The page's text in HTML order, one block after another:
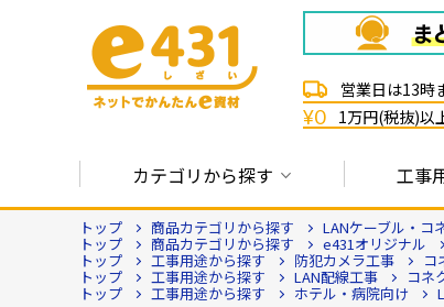
営業日は13時
¥0 1万円(税抜)以
カテゴリから探す 工事
トップ 商品カテゴリから探す LANケーブル・コ
トップ 商品カテゴリから探す e431オリジナル
トップ 工事用途から探す 防犯カメラ工事 コ
トップ 工事用途から探す LAN配線工事 コネ
トップ 工事用途から探す ホテル・病院向け